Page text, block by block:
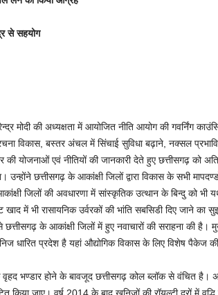
से सहयोग
मोदी की अध्यक्षता में आयोजित नीति आयोग की गवर्निंग
विकास, बस्तर अंचल में सिंचाई सुविधा बढ़ाने, नक्सल
योजनाओं एवं नीतियों की जानकारी देते हुए छत्तीसगढ़ को
छत्तीसगढ़ के आकांक्षी जिलों द्वारा विकास के सभी
जिलों की अवधारणा में सांस्कृतिक उत्थान के बिन्दु को भी
खाद में भी रासायनिक उर्वरकों की भांति सबसिडी दिए जाने का
के आकांक्षी जिलों में हुए नवाचारों की सराहना की है।
धारित प्रदेश है यहां औद्योगिक विकास के लिए विशेष पैकेज
भण्डार होने के बावजूद छत्तीसगढ़ कोल ब्लॉक से वंचित है।